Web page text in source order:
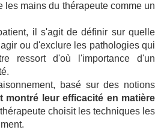
les mains du thérapeute comme un
il s'agit de définir sur quelle
ou d'exclure les pathologies qui
ressort d'où l'importance d'un
basé sur des notions
montré leur efficacité en matière
choisit les techniques les